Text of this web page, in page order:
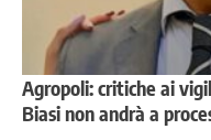
Agropoli: critiche ai
Biasi non andrà a